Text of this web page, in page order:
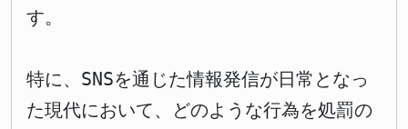
す。
特に、SNSを通じた情報発信が日常となっ
た現代において、どのような行為を処罰の